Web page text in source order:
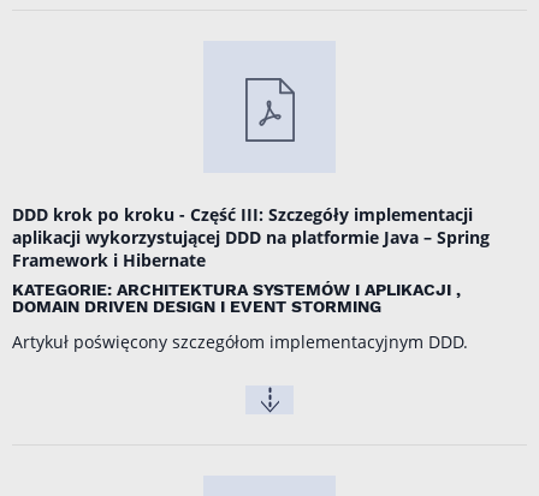
DDD krok po kroku - Część III: Szczegóły implementacji
aplikacji wykorzystującej DDD na platformie Java – Spring
Framework i Hibernate
KATEGORIE: ARCHITEKTURA SYSTEMÓW I APLIKACJI ,
DOMAIN DRIVEN DESIGN I EVENT STORMING
Artykuł poświęcony szczegółom implementacyjnym DDD.